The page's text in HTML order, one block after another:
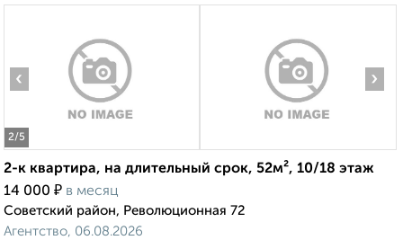
2/5
‹ ›
2-к квартира, на длительный срок, 52м², 10/18 этаж
14 000 ₽ в месяц
Советский район, Революционная 72
Агентство, 06.08.2026